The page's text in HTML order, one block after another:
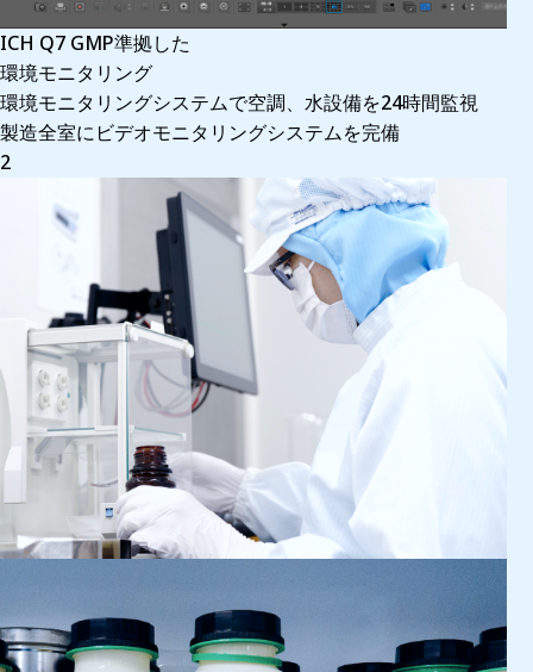
ICH Q7 GMP準拠した
環境モニタリング
環境モニタリングシステムで空調、水設備を24時間監視
製造全室にビデオモニタリングシステムを完備
2